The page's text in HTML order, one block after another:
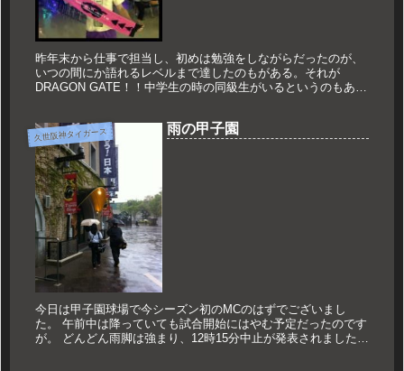
昨年末から仕事で担当し、初めは勉強をしながらだったのが、
いつの間にか語れるレベルまで達したのもがある。それが
DRAGON GATE！！中学生の時の同級生がいるというのもある
久世阪神タイガース 雨の甲子園
今日は甲子園球場で今シーズン初のMCのはずでございまし
た。 午前中は降っていても試合開始にはやむ予定だったのです
が。 どんどん雨脚は強まり、12時15分中止が発表されました。